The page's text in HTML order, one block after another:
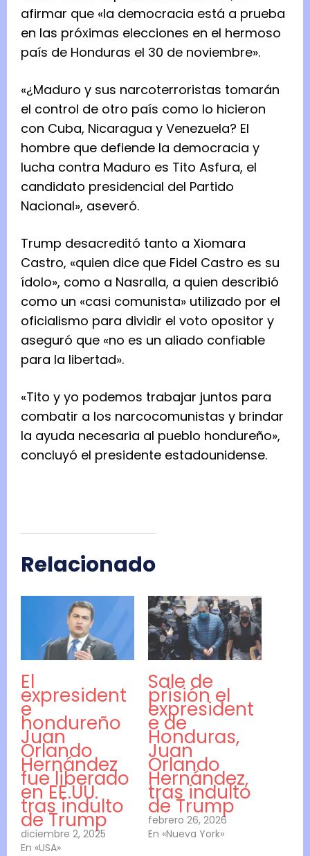
afirmar que «la democracia está a prueba
en las próximas elecciones en el hermoso
país de Honduras el 30 de noviembre».
«¿Maduro y sus narcoterroristas tomarán
el control de otro país como lo hicieron
con Cuba, Nicaragua y Venezuela? El
hombre que defiende la democracia y
lucha contra Maduro es Tito Asfura, el
candidato presidencial del Partido
Nacional», aseveró.
Trump desacreditó tanto a Xiomara
Castro, «quien dice que Fidel Castro es su
ídolo», como a Nasralla, a quien describió
como un «casi comunista» utilizado por el
oficialismo para dividir el voto opositor y
aseguró que «no es un aliado confiable
para la libertad».
«Tito y yo podemos trabajar juntos para
combatir a los narcocomunistas y brindar
la ayuda necesaria al pueblo hondureño»,
concluyó el presidente estadounidense.
Relacionado
El
expresident
e
hondureño
Juan
Orlando
Hernández
fue liberado
en EE.UU.
tras indulto
de Trump
diciembre 2, 2025
En «USA»
Sale de
prisión el
expresident
e de
Honduras,
Juan
Orlando
Hernández,
tras indulto
de Trump
febrero 26, 2026
En «Nueva York»